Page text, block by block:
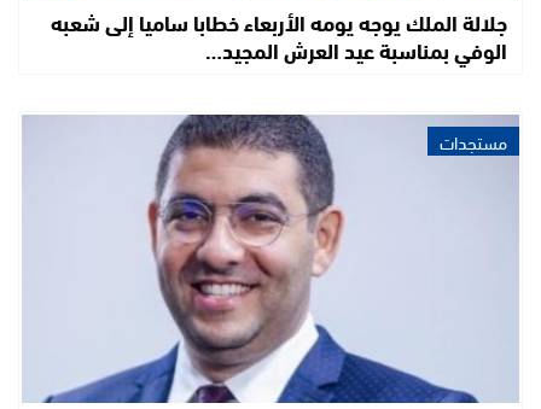
جلالة الملك يوجه يومه الأربعاء خطابا ساميا إلى شعبه
الوفي بمناسبة عيد العرش المجيد…
مستجدات